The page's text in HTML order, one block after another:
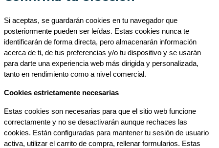
Si aceptas, se guardarán cookies en tu navegador que
posteriormente pueden ser leídas. Estas cookies nunca te
identificarán de forma directa, pero almacenarán información
acerca de ti, de tus preferencias y/o tu dispositivo y se usarán
para darte una experiencia web más dirigida y personalizada,
tanto en rendimiento como a nivel comercial.
Cookies estrictamente necesarias
Estas cookies son necesarias para que el sitio web funcione
correctamente y no se desactivarán aunque rechaces las
cookies. Están configuradas para mantener tu sesión de usuario
activa, utilizar el carrito de compra, rellenar formularios. Estas